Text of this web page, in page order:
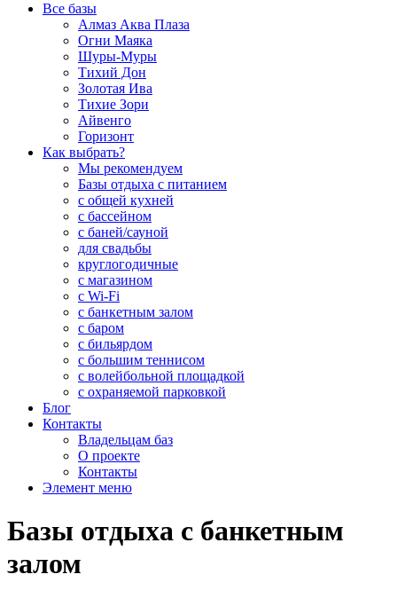
Все базы
Алмаз Аква Плаза
Огни Маяка
Шуры-Муры
Тихий Дон
Золотая Ива
Тихие Зори
Айвенго
Горизонт
Как выбрать?
Мы рекомендуем
Базы отдыха с питанием
с общей кухней
с бассейном
с баней/сауной
для свадьбы
круглогодичные
с магазином
с Wi-Fi
с банкетным залом
с баром
с бильярдом
с большим теннисом
с волейбольной площадкой
с охраняемой парковкой
Блог
Контакты
Владельцам баз
О проекте
Контакты
Элемент меню
Базы отдыха с банкетным
залом